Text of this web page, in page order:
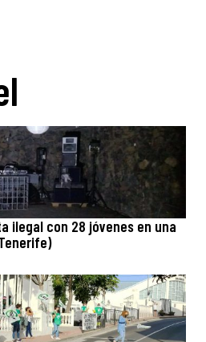
ilegal con 28 jóvenes en una